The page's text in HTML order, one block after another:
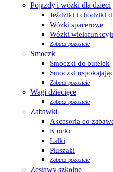
Pojazdy i wózki dla dzieci
Jeździki i chodziki
Wózki spacerowe
Wózki
Zobacz pozostałe
Smoczki
Smoczki do butelek
Smoczki
Zobacz pozostałe
Wagi dziecięce
Zobacz pozostałe
Zabawki
Akcesoria do
Klocki
Lalki
Pluszaki
Zobacz pozostałe
Zestawy szkolne